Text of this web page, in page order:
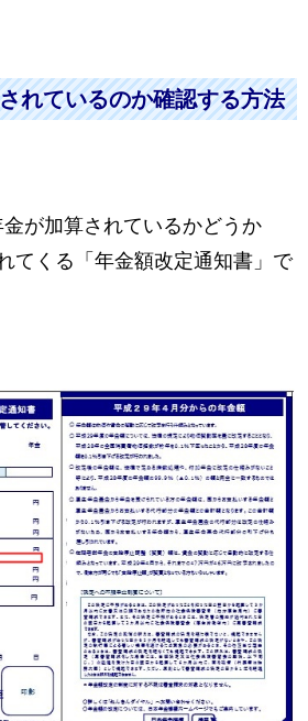
れているのか確認する方法
が加算されているかどうか
てくる「年金額改定通知書」で